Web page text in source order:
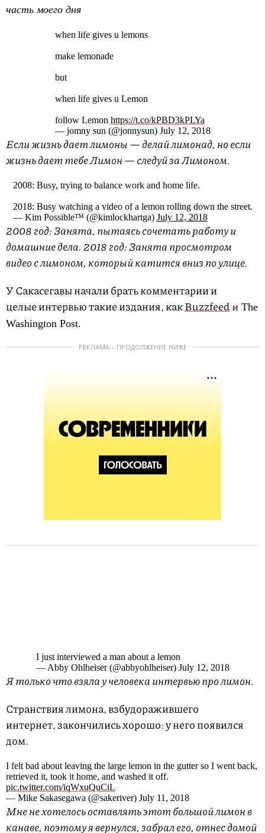
часть моего дня
when life gives u lemons
make lemonade
but
when life gives u Lemon
follow Lemon https://t.co/kPBD3kPLYa
— jomny sun (@jonnysun) July 12, 2018
Если жизнь дает лимоны — делай лимонад, но если
жизнь дает тебе Лимон — следуй за Лимоном.
2008: Busy, trying to balance work and home life.
2018: Busy watching a video of a lemon rolling down the street.
— Kim Possible™ (@kimlockhartga) July 12, 2018
2008 год: Занята, пытаясь сочетать работу и
домашние дела. 2018 год: Занята просмотром
видео с лимоном, который катится вниз по улице.
У Сакасегавы начали брать комментарии и
целые интервью такие издания, какBuzzfeed и The
Washington Post.
РЕКЛАМА – ПРОДОЛЖЕНИЕ НИЖЕ
I just interviewed a man about a lemon
— Abby Ohlheiser (@abbyohlheiser) July 12, 2018
Я только что взяла у человека интервью про лимон.
Странствия лимона, взбудоражившего
интернет, закончились хорошо: у него появился
дом.
I felt bad about leaving the large lemon in the gutter so I went back,
retrieved it, took it home, and washed it off.
pic.twitter.com/iqWxuQuCiL
— Mike Sakasegawa (@sakeriver) July 11, 2018
Мне не хотелось оставлять этот большой лимон в
канаве, поэтому я вернулся, забрал его, отнес домой